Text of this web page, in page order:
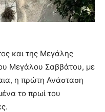
και της Μεγάλης
Μεγάλου Σαββάτου, με
η πρώτη Ανάσταση
το πρωί του